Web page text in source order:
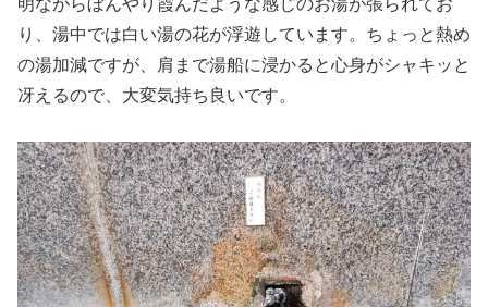
り、湯中では白い湯の花が浮遊しています。ちょっと熱め
の湯加減ですが、肩まで湯船に浸かると心身がシャキッと
冴えるので、大変気持ち良いです。